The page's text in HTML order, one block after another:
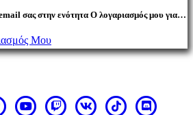
σας στην ενότητα Ο λογαριασμός μου για
Μου